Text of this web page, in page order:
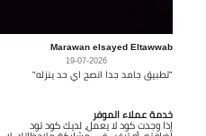
Marawan elsayed Eltawwab
19-07-2026
"تطبيق جامد جدا انصح اي حد ينزله"
خدمة عملاء الموفر
إذا وجدت كود لا يعمل، لديك كود تود